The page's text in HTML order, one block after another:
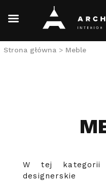
Skip
Strona główna > Meble
W tej kategorii